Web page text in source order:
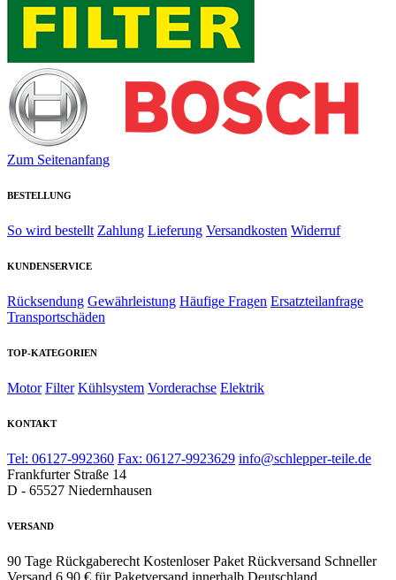
Zum Seitenanfang
BESTELLUNG
So wird bestellt Zahlung Lieferung Versandkosten Widerruf
KUNDENSERVICE
Rücksendung Gewährleistung Häufige Fragen Ersatzteilanfrage
Transportschäden
TOP-KATEGORIEN
Motor Filter Kühlsystem Vorderachse Elektrik
KONTAKT
Tel: 06127-992360 Fax: 06127-9923629 info@schlepper-teile.de
Frankfurter Straße 14
D - 65527 Niedernhausen
VERSAND
90 Tage Rückgaberecht Kostenloser Paket Rückversand Schneller